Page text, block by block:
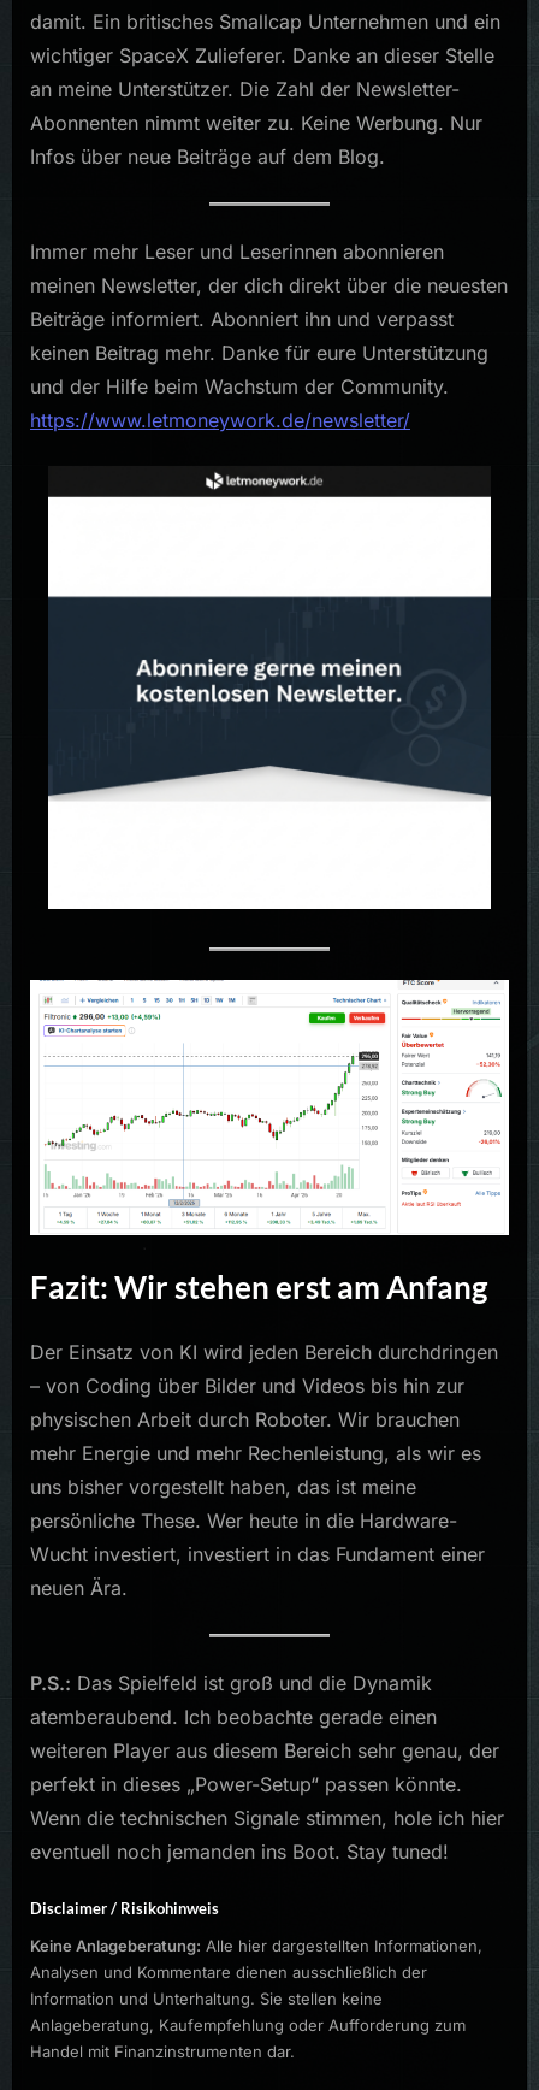
damit. Ein britisches Smallcap Unternehmen und ein
wichtiger SpaceX Zulieferer. Danke an dieser Stelle
an meine Unterstützer. Die Zahl der Newsletter-
Abonnenten nimmt weiter zu. Keine Werbung. Nur
Infos über neue Beiträge auf dem Blog.
Immer mehr Leser und Leserinnen abonnieren
meinen Newsletter, der dich direkt über die neuesten
Beiträge informiert. Abonniert ihn und verpasst
keinen Beitrag mehr. Danke für eure Unterstützung
und der Hilfe beim Wachstum der Community.
https://www.letmoneywork.de/newsletter/
Fazit: Wir stehen erst am Anfang
Der Einsatz von KI wird jeden Bereich durchdringen
– von Coding über Bilder und Videos bis hin zur
physischen Arbeit durch Roboter. Wir brauchen
mehr Energie und mehr Rechenleistung, als wir es
uns bisher vorgestellt haben, das ist meine
persönliche These. Wer heute in die Hardware-
Wucht investiert, investiert in das Fundament einer
neuen Ära.
P.S.: Das Spielfeld ist groß und die Dynamik
atemberaubend. Ich beobachte gerade einen
weiteren Player aus diesem Bereich sehr genau, der
perfekt in dieses „Power-Setup“ passen könnte.
Wenn die technischen Signale stimmen, hole ich hier
eventuell noch jemanden ins Boot. Stay tuned!
Disclaimer / Risikohinweis
Keine Anlageberatung: Alle hier dargestellten Informationen,
Analysen und Kommentare dienen ausschließlich der
Information und Unterhaltung. Sie stellen keine
Anlageberatung, Kaufempfehlung oder Aufforderung zum
Handel mit Finanzinstrumenten dar.